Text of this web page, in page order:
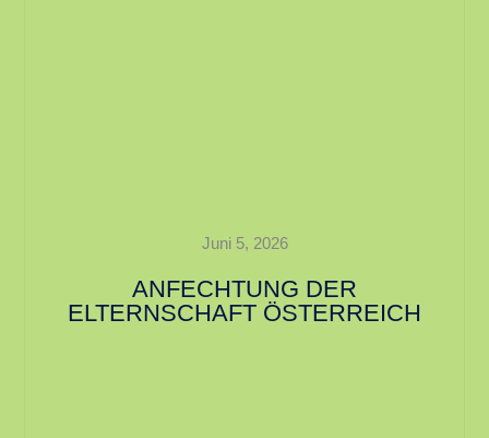
Juni 5, 2026
ANFECHTUNG DER
ELTERNSCHAFT ÖSTERREICH